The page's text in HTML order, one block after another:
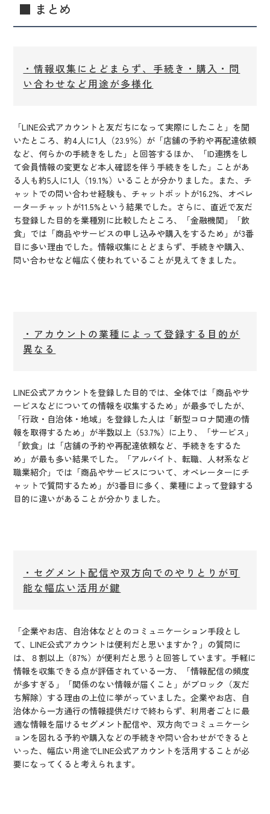
■ まとめ
・情報収集にとどまらず、手続き・購入・問
い合わせなど用途が多様化
「LINE公式アカウントと友だちになって実際にしたこと」を聞
いたところ、約4人に1人（23.9％）が「店舗の予約や再配達依頼
など、何らかの手続きをした」と回答するほか、「ID連携をし
て会員情報の変更など本人確認を伴う手続きをした」ことがあ
る人も約5人に1人（19.1%）いることが分かりました。また、チ
ャットでの問い合わせ経験も、チャットボットが16.2%、オペレ
ーターチャットが11.5%という結果でした。さらに、直近で友だ
ち登録した目的を業種別に比較したところ、「金融機関」「飲
食」では「商品やサービスの申し込みや購入をするため」が3番
目に多い理由でした。情報収集にとどまらず、手続きや購入、
問い合わせなど幅広く使われていることが見えてきました。
・アカウントの業種によって登録する目的が
異なる
LINE公式アカウントを登録した目的では、全体では「商品やサ
ービスなどについての情報を収集するため」が最多でしたが、
「行政・自治体・地域」を登録した人は「新型コロナ関連の情
報を取得するため」が半数以上（53.7%）に上り、「サービス」
「飲食」は「店舗の予約や再配達依頼など、手続きをするた
め」が最も多い結果でした。「アルバイト、転職、人材系など
職業紹介」では「商品やサービスについて、オペレーターにチ
ャットで質問するため」が3番目に多く、業種によって登録する
目的に違いがあることが分かりました。
・セグメント配信や双方向でのやりとりが可
能な幅広い活用が鍵
「企業やお店、自治体などとのコミュニケーション手段とし
て、LINE公式アカウントは便利だと思いますか？」の質問に
は、８割以上（87%）が便利だと思うと回答しています。手軽に
情報を収集できる点が評価されている一方、「情報配信の頻度
が多すぎる」「関係のない情報が届くこと」がブロック（友だ
ち解除）する理由の上位に挙がっていました。企業やお店、自
治体から一方通行の情報提供だけで終わらず、利用者ごとに最
適な情報を届けるセグメント配信や、双方向でコミュニケーシ
ョンを図れる予約や購入などの手続きや問い合わせができると
いった、幅広い用途でLINE公式アカウントを活用することが必
要になってくると考えられます。